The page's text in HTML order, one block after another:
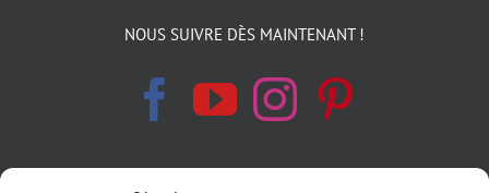
NOUS SUIVRE DÈS MAINTENANT !